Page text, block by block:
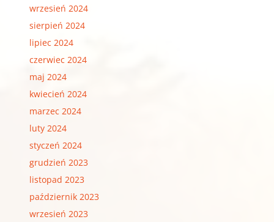
wrzesień 2024
sierpień 2024
lipiec 2024
czerwiec 2024
maj 2024
kwiecień 2024
marzec 2024
luty 2024
styczeń 2024
grudzień 2023
listopad 2023
październik 2023
wrzesień 2023